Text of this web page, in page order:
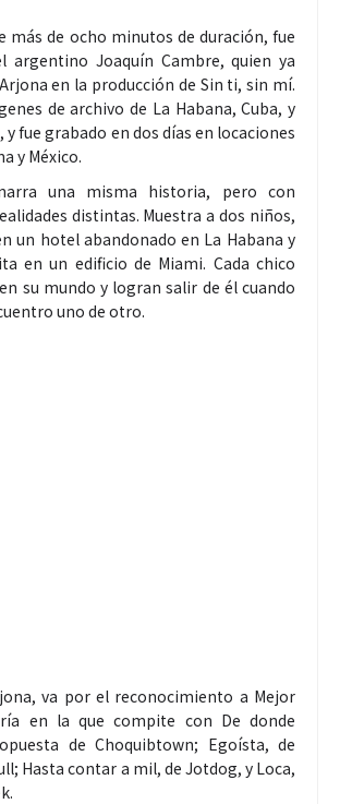
más de ocho minutos de duración, fue
argentino Joaquín Cambre, quien ya
en la producción de Sin ti, sin mí.
de archivo de La Habana, Cuba, y
y fue grabado en dos días en locaciones
y México.
una misma historia, pero con
distintas. Muestra a dos niños,
un hotel abandonado en La Habana y
en un edificio de Miami. Cada chico
su mundo y logran salir de él cuando
uno de otro.
va por el reconocimiento a Mejor
en la que compite con De donde
de Choquibtown; Egoísta, de
Hasta contar a mil, de Jotdog, y Loca,